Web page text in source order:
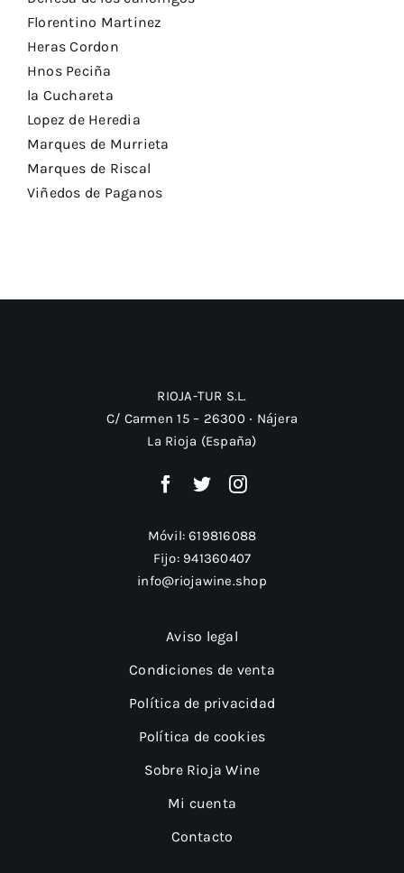
Florentino Martinez
Heras Cordon
Hnos Peciña
la Cuchareta
Lopez de Heredia
Marques de Murrieta
Marques de Riscal
Viñedos de Paganos
RIOJA-TUR S.L.
C/ Carmen 15 – 26300 ‧ Nájera
La Rioja (España)
Móvil:619816088
Fijo: 941360407
info@riojawine.shop
Aviso legal
Condiciones de venta
Política de privacidad
Política de cookies
Sobre Rioja Wine
Mi cuenta
Contacto